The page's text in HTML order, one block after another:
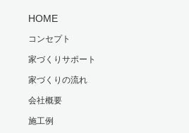
HOME
コンセプト
家づくりサポート
家づくりの流れ
会社概要
施工例